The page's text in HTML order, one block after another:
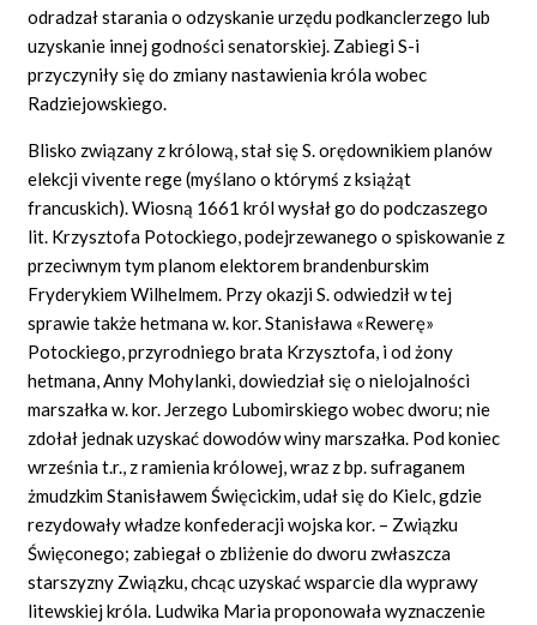
odradzał starania o odzyskanie urzędu podkanclerzego lub
uzyskanie innej godności senatorskiej. Zabiegi S-i
przyczyniły się do zmiany nastawienia króla wobec
Radziejowskiego.
Blisko związany z królową, stał się S. orędownikiem planów
elekcji vivente rege (myślano o którymś z książąt
francuskich). Wiosną 1661 król wysłał go do podczaszego
lit. Krzysztofa Potockiego, podejrzewanego o spiskowanie z
przeciwnym tym planom elektorem brandenburskim
Fryderykiem Wilhelmem. Przy okazji S. odwiedził w tej
sprawie także hetmana w. kor. Stanisława «Rewerę»
Potockiego, przyrodniego brata Krzysztofa, i od żony
hetmana, Anny Mohylanki, dowiedział się o nielojalności
marszałka w. kor. Jerzego Lubomirskiego wobec dworu; nie
zdołał jednak uzyskać dowodów winy marszałka. Pod koniec
września t.r., z ramienia królowej, wraz z bp. sufraganem
żmudzkim Stanisławem Święcickim, udał się do Kielc, gdzie
rezydowały władze konfederacji wojska kor. – Związku
Święconego; zabiegał o zbliżenie do dworu zwłaszcza
starszyzny Związku, chcąc uzyskać wsparcie dla wyprawy
litewskiej króla. Ludwika Maria proponowała wyznaczenie